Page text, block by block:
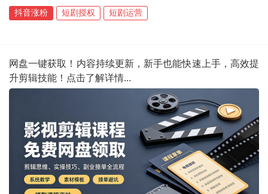
抖音涨粉 短剧授权 短剧运营
网盘一键获取！内容持续更新，新手也能快速上手，高效提
升剪辑技能！点击了解详情...